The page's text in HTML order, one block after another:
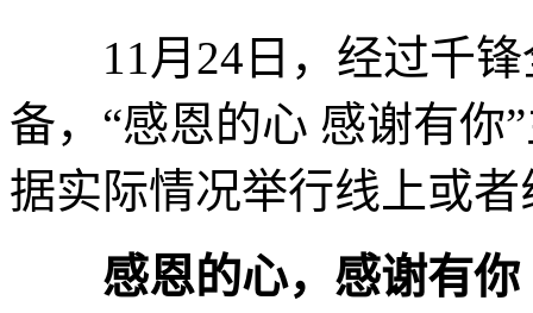
11月24日，经过千锋
备，“感恩的心 感谢有你
据实际情况举行线上或
感恩的心，感谢有你